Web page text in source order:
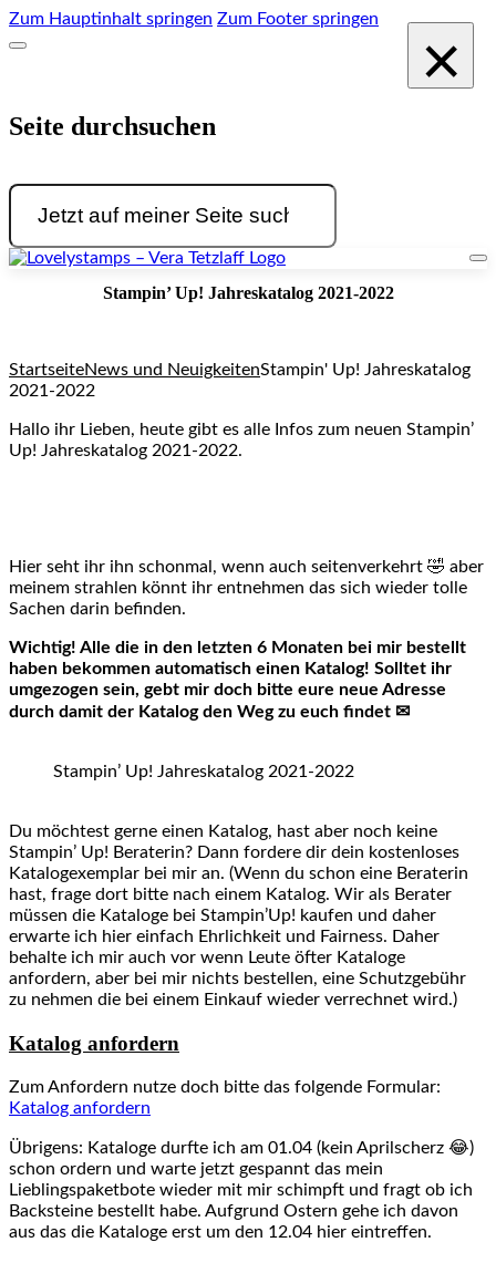
Zum Hauptinhalt springen Zum Footer springen
Seite durchsuchen
Suchen
×
Stampin’ Up! Jahreskatalog 2021-2022
StartseiteNews und NeuigkeitenStampin' Up! Jahreskatalog
2021-2022
Hallo ihr Lieben, heute gibt es alle Infos zum neuen Stampin’
Up! Jahreskatalog 2021-2022.
Hier seht ihr ihn schonmal, wenn auch seitenverkehrt 🤣 aber
meinem strahlen könnt ihr entnehmen das sich wieder tolle
Sachen darin befinden.
Wichtig! Alle die in den letzten 6 Monaten bei mir bestellt
haben bekommen automatisch einen Katalog! Solltet ihr
umgezogen sein, gebt mir doch bitte eure neue Adresse
durch damit der Katalog den Weg zu euch findet ✉
Stampin’ Up! Jahreskatalog 2021-2022
Du möchtest gerne einen Katalog, hast aber noch keine
Stampin’ Up! Beraterin? Dann fordere dir dein kostenloses
Katalogexemplar bei mir an. (Wenn du schon eine Beraterin
hast, frage dort bitte nach einem Katalog. Wir als Berater
müssen die Kataloge bei Stampin’Up! kaufen und daher
erwarte ich hier einfach Ehrlichkeit und Fairness. Daher
behalte ich mir auch vor wenn Leute öfter Kataloge
anfordern, aber bei mir nichts bestellen, eine Schutzgebühr
zu nehmen die bei einem Einkauf wieder verrechnet wird.)
Katalog anfordern
Zum Anfordern nutze doch bitte das folgende Formular:
Katalog anfordern
Übrigens: Kataloge durfte ich am 01.04 (kein Aprilscherz 😂)
schon ordern und warte jetzt gespannt das mein
Lieblingspaketbote wieder mit mir schimpft und fragt ob ich
Backsteine bestellt habe. Aufgrund Ostern gehe ich davon
aus das die Kataloge erst um den 12.04 hier eintreffen.